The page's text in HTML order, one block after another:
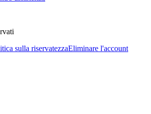
sulla riservatezzaEliminare l'account